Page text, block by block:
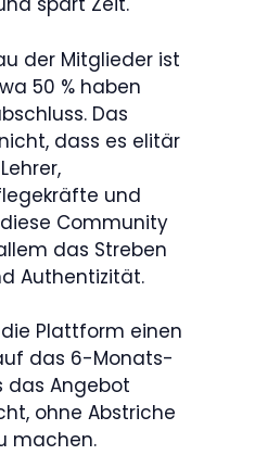
der Mitglieder ist
50 % haben
Das
dass es elitär
und
Community
das Streben
Authentizität.
Plattform einen
das 6-Monats-
das Angebot
ohne Abstriche
machen.